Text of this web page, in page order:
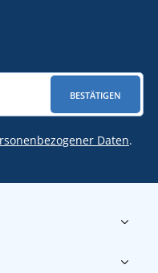
BESTÄTIGEN
Daten.